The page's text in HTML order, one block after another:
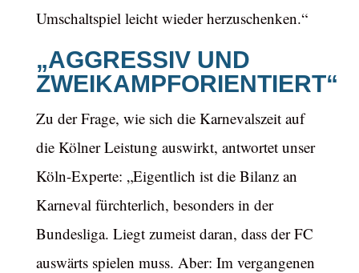
Umschaltspiel leicht wieder herzuschenken.“
„AGGRESSIV UND
ZWEIKAMPFORIENTIERT“
Zu der Frage, wie sich die Karnevalszeit auf
die Kölner Leistung auswirkt, antwortet unser
Köln-Experte: „Eigentlich ist die Bilanz an
Karneval fürchterlich, besonders in der
Bundesliga. Liegt zumeist daran, dass der FC
auswärts spielen muss. Aber: Im vergangenen